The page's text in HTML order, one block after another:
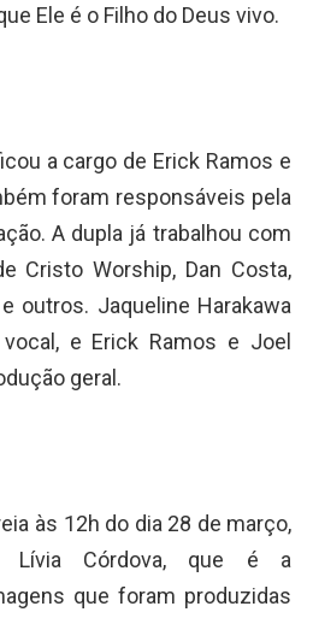
Ele é o Filho do Deus vivo.
a cargo de Erick Ramos e
foram responsáveis pela
A dupla já trabalhou com
Cristo Worship, Dan Costa,
outros. Jaqueline Harakawa
e Erick Ramos e Joel
geral.
às 12h do dia 28 de março,
Lívia Córdova, que é a
que foram produzidas